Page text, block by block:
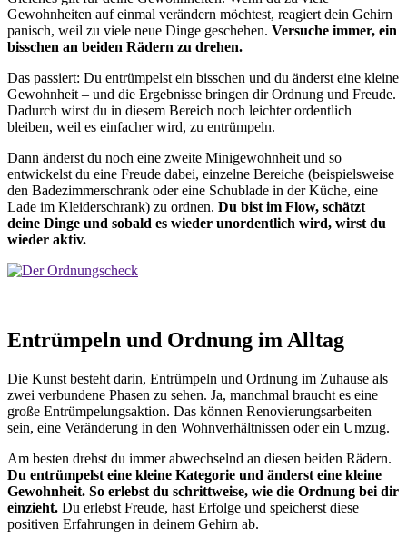
Gewohnheiten auf einmal verändern möchtest, reagiert dein Gehirn
panisch, weil zu viele neue Dinge geschehen. Versuche immer, ein
bisschen an beiden Rädern zu drehen.
Das passiert: Du entrümpelst ein bisschen und du änderst eine kleine
Gewohnheit – und die Ergebnisse bringen dir Ordnung und Freude.
Dadurch wirst du in diesem Bereich noch leichter ordentlich
bleiben, weil es einfacher wird, zu entrümpeln.
Dann änderst du noch eine zweite Minigewohnheit und so
entwickelst du eine Freude dabei, einzelne Bereiche (beispielsweise
den Badezimmerschrank oder eine Schublade in der Küche, eine
Lade im Kleiderschrank) zu ordnen. Du bist im Flow, schätzt
deine Dinge und sobald es wieder unordentlich wird, wirst du
wieder aktiv.
Entrümpeln und Ordnung im Alltag
Die Kunst besteht darin, Entrümpeln und Ordnung im Zuhause als
zwei verbundene Phasen zu sehen. Ja, manchmal braucht es eine
große Entrümpelungsaktion. Das können Renovierungsarbeiten
sein, eine Veränderung in den Wohnverhältnissen oder ein Umzug.
Am besten drehst du immer abwechselnd an diesen beiden Rädern.
Du entrümpelst eine kleine Kategorie und änderst eine kleine
Gewohnheit. So erlebst du schrittweise, wie die Ordnung bei dir
einzieht. Du erlebst Freude, hast Erfolge und speicherst diese
positiven Erfahrungen in deinem Gehirn ab.